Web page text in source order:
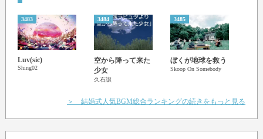
3483
Luv(sic)
Shing02
3484
空から降って来た
少女
久石譲
3485
ぼくが地球を救う
Skoop On Somebody
＞ 結婚式人気BGM総合ランキングの続きをもっと見る